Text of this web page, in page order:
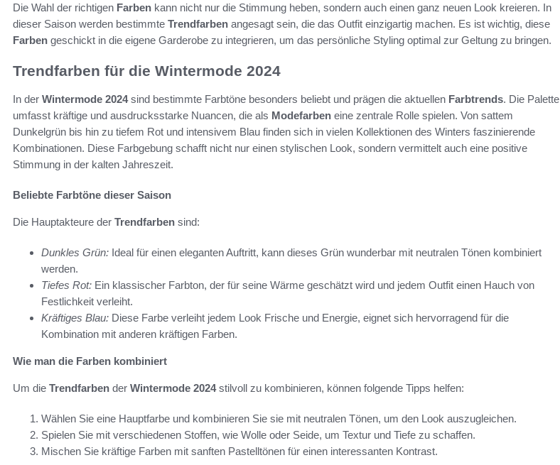
Die Wahl der richtigen Farben kann nicht nur die Stimmung heben, sondern auch einen ganz neuen Look kreieren. In
dieser Saison werden bestimmte Trendfarben angesagt sein, die das Outfit einzigartig machen. Es ist wichtig, diese
Farben geschickt in die eigene Garderobe zu integrieren, um das persönliche Styling optimal zur Geltung zu bringen.
Trendfarben für die Wintermode 2024
In der Wintermode 2024sind bestimmte Farbtöne besonders beliebt und prägen die aktuellen Farbtrends. Die Palette
umfasst kräftige und ausdrucksstarke Nuancen, die als Modefarben eine zentrale Rolle spielen. Von sattem
Dunkelgrün bis hin zu tiefem Rot und intensivem Blau finden sich in vielen Kollektionen des Winters faszinierende
Kombinationen. Diese Farbgebung schafft nicht nur einen stylischen Look, sondern vermittelt auch eine positive
Stimmung in der kalten Jahreszeit.
Beliebte Farbtöne dieser Saison
Die Hauptakteure der Trendfarben sind:
Dunkles Grün: Ideal für einen eleganten Auftritt, kann dieses Grün wunderbar mit neutralen Tönen kombiniert
werden.
Tiefes Rot: Ein klassischer Farbton, der für seine Wärme geschätzt wird und jedem Outfit einen Hauch von
Festlichkeit verleiht.
Kräftiges Blau: Diese Farbe verleiht jedem Look Frische und Energie, eignet sich hervorragend für die
Kombination mit anderen kräftigen Farben.
Wie man die Farben kombiniert
Um die Trendfarben der Wintermode 2024stilvoll zu kombinieren, können folgende Tipps helfen:
Wählen Sie eine Hauptfarbe und kombinieren Sie sie mit neutralen Tönen, um den Look auszugleichen.
Spielen Sie mit verschiedenen Stoffen, wie Wolle oder Seide, um Textur und Tiefe zu schaffen.
Mischen Sie kräftige Farben mit sanften Pastelltönen für einen interessanten Kontrast.